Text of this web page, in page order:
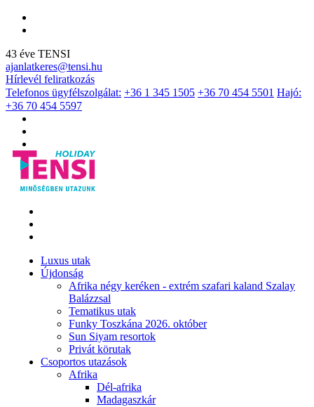
43 éve TENSI
ajanlatkeres@tensi.hu
Hírlevél feliratkozás
Telefonos ügyfélszolgálat: +36 1 345 1505 +36 70 454 5501 Hajó:
+36 70 454 5597
Luxus utak
Újdonság
Afrika négy keréken - extrém szafari kaland Szalay
Balázzsal
Tematikus utak
Funky Toszkána 2026. október
Sun Siyam resortok
Privát körutak
Csoportos utazások
Afrika
Dél-afrika
Madagaszkár